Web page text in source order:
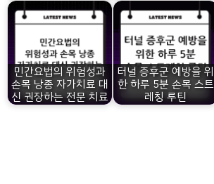
민간요법의 위험성과
손목 낭종 자가치료 대
신 권장하는 전문 치료
터널 증후군 예방을 위
한 하루 5분 손목 스트
레칭 루틴